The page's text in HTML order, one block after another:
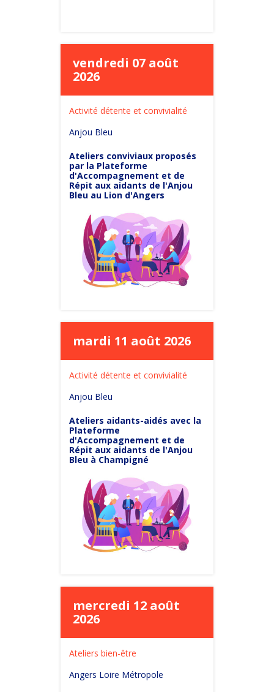
vendredi 07 août
2026
Activité détente et convivialité
Anjou Bleu
Ateliers conviviaux proposés
par la Plateforme
d'Accompagnement et de
Répit aux aidants de l'Anjou
Bleu au Lion d'Angers
mardi 11 août 2026
Activité détente et convivialité
Anjou Bleu
Ateliers aidants-aidés avec la
Plateforme
d'Accompagnement et de
Répit aux aidants de l'Anjou
Bleu à Champigné
mercredi 12 août
2026
Ateliers bien-être
Angers Loire Métropole